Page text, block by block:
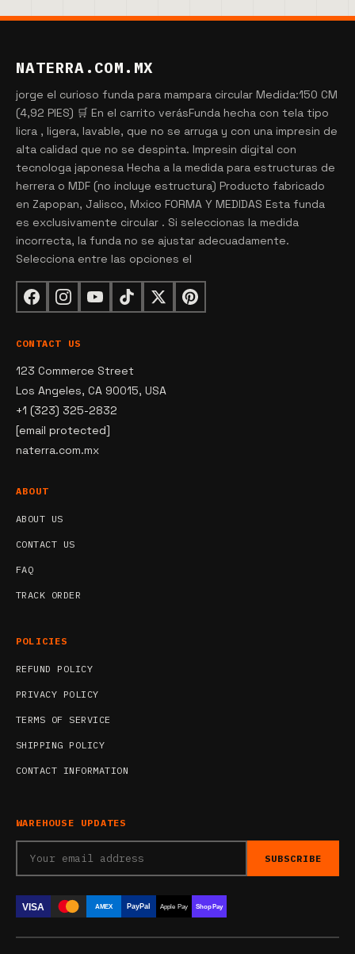
NATERRA.COM.MX
jorge el curioso funda para mampara circular Medida:150 CM
(4,92 PIES) 🛒 En el carrito verásFunda hecha con tela tipo
licra , ligera, lavable, que no se arruga y con una impresin de
alta calidad que no se despinta. Impresin digital con
tecnologa japonesa Hecha a la medida para estructuras de
herrera o MDF (no incluye estructura) Producto fabricado
en Zapopan, Jalisco, Mxico FORMA Y MEDIDAS Esta funda
es exclusivamente circular . Si seleccionas la medida
incorrecta, la funda no se ajustar adecuadamente.
Selecciona entre las opciones el
CONTACT US
123 Commerce Street
Los Angeles, CA 90015, USA
+1 (323) 325-2832
[email protected]
naterra.com.mx
ABOUT
ABOUT US
CONTACT US
FAQ
TRACK ORDER
POLICIES
REFUND POLICY
PRIVACY POLICY
TERMS OF SERVICE
SHIPPING POLICY
CONTACT INFORMATION
WAREHOUSE UPDATES
SUBSCRIBE
VISA AMEX PayPal Apple Pay Shop Pay